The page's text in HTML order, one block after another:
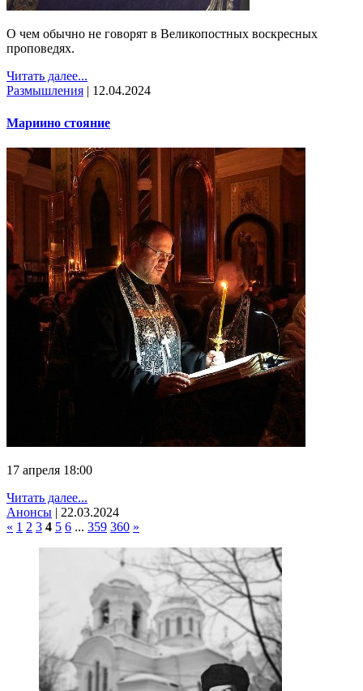
О чем обычно не говорят в Великопостных воскресных
проповедях.
Читать далее...
Размышления | 12.04.2024
Мариино стояние
17 апреля 18:00
Читать далее...
Анонсы | 22.03.2024
« 1 2 3 4 5 6 ... 359 360 »